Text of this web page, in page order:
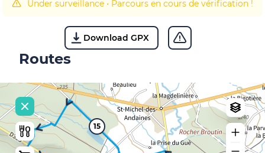
Under surveillance • Parcours en cours de vérification !
Download GPX
Routes
15